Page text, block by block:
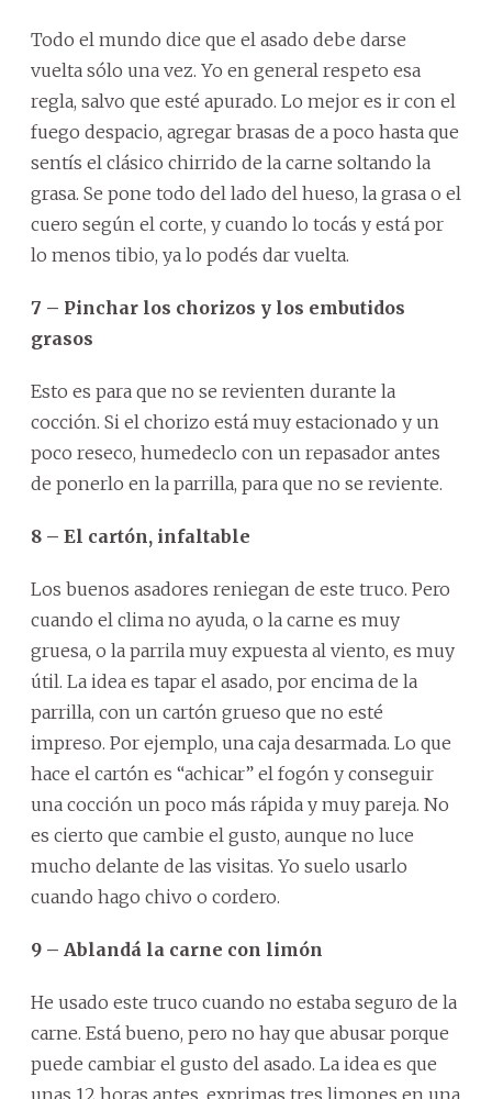
Todo el mundo dice que el asado debe darse
vuelta sólo una vez. Yo en general respeto esa
regla, salvo que esté apurado. Lo mejor es ir con el
fuego despacio, agregar brasas de a poco hasta que
sentís el clásico chirrido de la carne soltando la
grasa. Se pone todo del lado del hueso, la grasa o el
cuero según el corte, y cuando lo tocás y está por
lo menos tibio, ya lo podés dar vuelta.
7 – Pinchar los chorizos y los embutidos
grasos
Esto es para que no se revienten durante la
cocción. Si el chorizo está muy estacionado y un
poco reseco, humedeclo con un repasador antes
de ponerlo en la parrilla, para que no se reviente.
8 – El cartón, infaltable
Los buenos asadores reniegan de este truco. Pero
cuando el clima no ayuda, o la carne es muy
gruesa, o la parrila muy expuesta al viento, es muy
útil. La idea es tapar el asado, por encima de la
parrilla, con un cartón grueso que no esté
impreso. Por ejemplo, una caja desarmada. Lo que
hace el cartón es “achicar” el fogón y conseguir
una cocción un poco más rápida y muy pareja. No
es cierto que cambie el gusto, aunque no luce
mucho delante de las visitas. Yo suelo usarlo
cuando hago chivo o cordero.
9 – Ablandá la carne con limón
He usado este truco cuando no estaba seguro de la
carne. Está bueno, pero no hay que abusar porque
puede cambiar el gusto del asado. La idea es que
unas 12 horas antes, exprimas tres limones en una